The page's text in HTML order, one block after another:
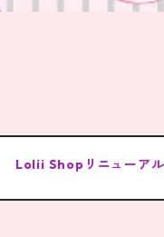
Lolii Shopリニューア